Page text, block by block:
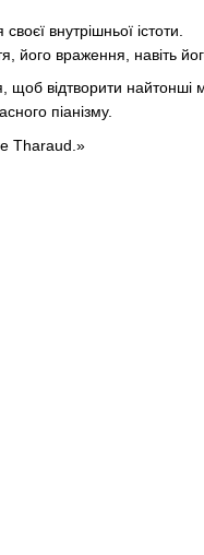
внутрішньої істоти.
його враження, навіть
відтворити
піанізму.
Tharaud.»